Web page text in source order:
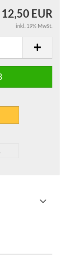
12,50 EUR
inkl. 19% MwSt.